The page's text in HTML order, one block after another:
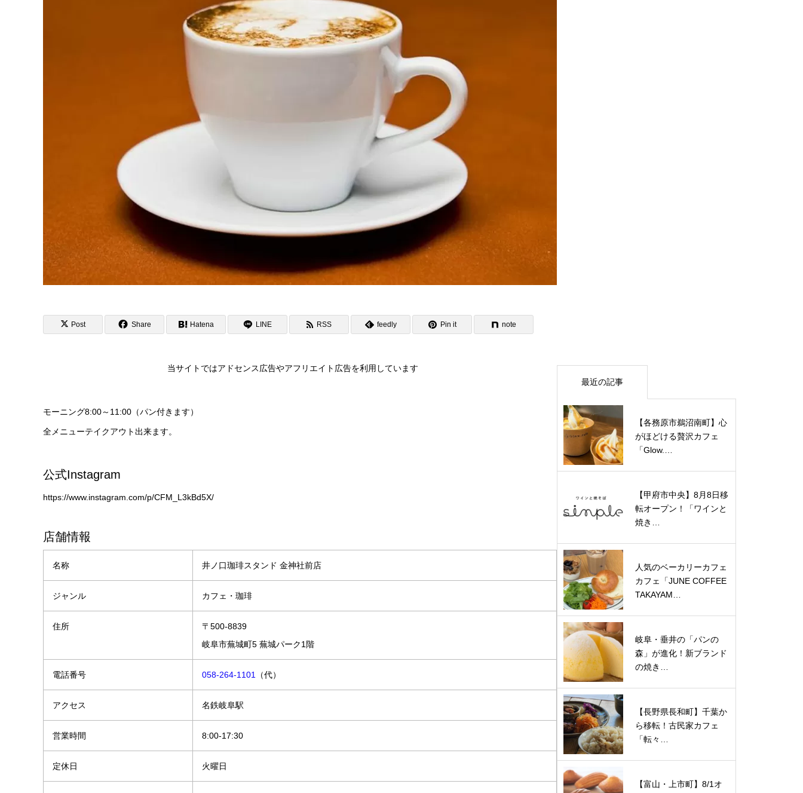
Post Share Hatena LINE RSS feedly Pin it note
当サイトではアドセンス広告やアフリエイト広告を利用しています
モーニング8:00～11:00（パン付きます）
全メニューテイクアウト出来ます。
公式Instagram
https://www.instagram.com/p/CFM_L3kBd5X/
店舗情報
名称 井ノ口珈琲スタンド 金神社前店
ジャンル カフェ・珈琲
住所
〒500-8839
岐阜市蕪城町5 蕪城パーク1階
電話番号 058-264-1101 （代）
アクセス 名鉄岐阜駅
営業時間 8:00-17:30
定休日 火曜日
最近の記事
【各務原市鵜沼南町】心
がほどける贅沢カフェ
「Glow.…
【甲府市中央】8月8日移
転オープン！「ワインと
焼き…
人気のベーカリーカフェ
カフェ「JUNE COFFEE
TAKAYAM…
岐阜・垂井の「パンの
森」が進化！新ブランド
の焼き…
【長野県長和町】千葉か
ら移転！古民家カフェ
「転々…
【富山・上市町】8/1オ